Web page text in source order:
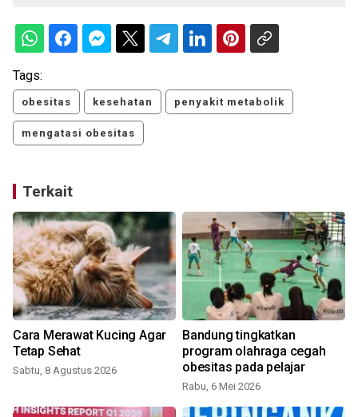
Tags:
obesitas kesehatan penyakit metabolik
mengatasi obesitas
Terkait
Cara Merawat Kucing Agar
Tetap Sehat
Sabtu, 8 Agustus 2026
Bandung tingkatkan
program olahraga cegah
obesitas pada pelajar
Rabu, 6 Mei 2026